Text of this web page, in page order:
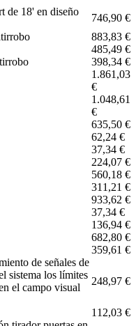
de 18' en diseño
746,90 €
883,83 €
485,49 €
398,34 €
1.861,03
€
1.048,61
€
635,50 €
62,24 €
37,34 €
224,07 €
560,18 €
311,21 €
933,62 €
37,34 €
136,94 €
682,80 €
359,61 €
de señales de
sistema los límites
el campo visual
248,97 €
112,03 €